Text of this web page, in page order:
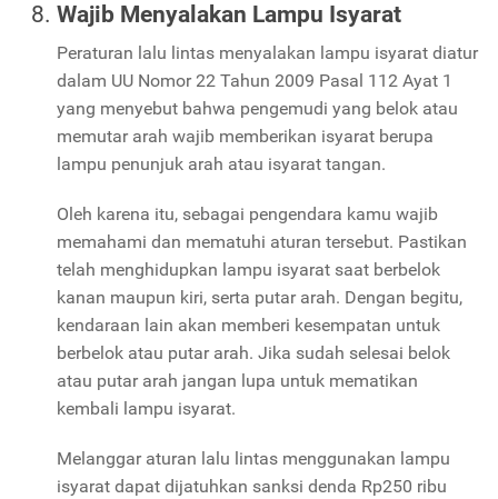
Wajib Menyalakan Lampu Isyarat
Peraturan lalu lintas menyalakan lampu isyarat diatur
dalam UU Nomor 22 Tahun 2009 Pasal 112 Ayat 1
yang menyebut bahwa pengemudi yang belok atau
memutar arah wajib memberikan isyarat berupa
lampu penunjuk arah atau isyarat tangan.
Oleh karena itu, sebagai pengendara kamu wajib
memahami dan mematuhi aturan tersebut. Pastikan
telah menghidupkan lampu isyarat saat berbelok
kanan maupun kiri, serta putar arah. Dengan begitu,
kendaraan lain akan memberi kesempatan untuk
berbelok atau putar arah. Jika sudah selesai belok
atau putar arah jangan lupa untuk mematikan
kembali lampu isyarat.
Melanggar aturan lalu lintas menggunakan lampu
isyarat dapat dijatuhkan sanksi denda Rp250 ribu